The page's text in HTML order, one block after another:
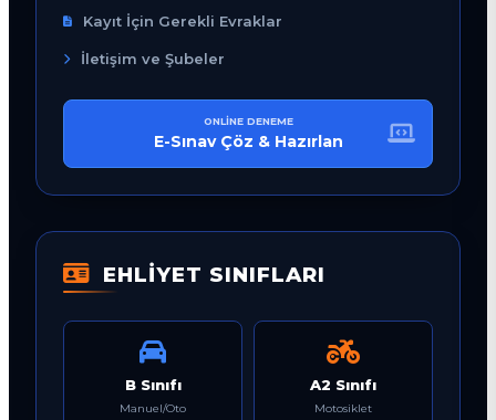
Kayıt İçin Gerekli Evraklar
İletişim ve Şubeler
ONLINE DENEME
E-Sınav Çöz & Hazırlan
EHLİYET SINIFLARI
B Sınıfı
Manuel/Oto
A2 Sınıfı
Motosiklet